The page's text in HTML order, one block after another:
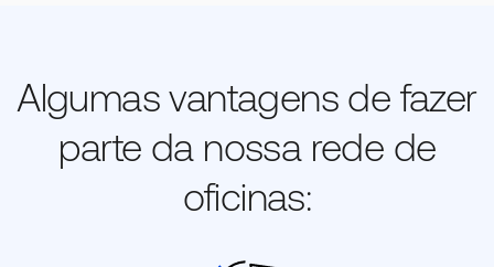
Algumas vantagens de fazer
parte da nossa rede de
oficinas: